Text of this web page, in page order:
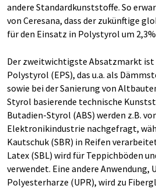
andere Standardkunststoffe. So
von Ceresana, dass der zukünftige
für den Einsatz in Polystyrol um
Der zweitwichtigste Absatzmarkt ist
Polystyrol (EPS), das u.a. als
sowie bei der Sanierung von
Styrol basierende technische
Butadien-Styrol (ABS) werden z.B.
Elektronikindustrie nachgefragt,
Kautschuk (SBR) in Reifen
Latex (SBL) wird für Teppichböden
verwendet. Eine andere Anwendung,
Polyesterharze (UPR), wird zu